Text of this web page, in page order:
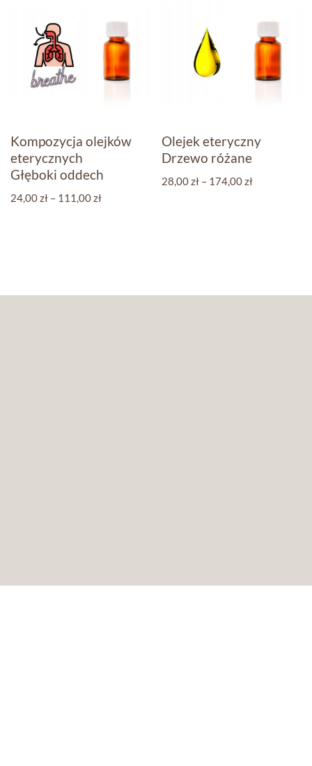
Kompozycja olejków
eterycznych
Głęboki oddech
24,00zł – 111,00zł
Olejek eteryczny
Drzewo różane
28,00zł – 174,00zł